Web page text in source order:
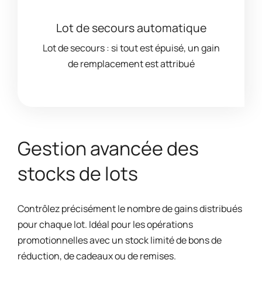
Lot de secours automatique
Lot de secours : si tout est épuisé, un gain
de remplacement est attribué
Gestion avancée des
stocks de lots
Contrôlez précisément le nombre de gains distribués
pour chaque lot. Idéal pour les opérations
promotionnelles avec un stock limité de bons de
réduction, de cadeaux ou de remises.